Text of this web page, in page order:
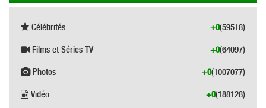
Célébrités (59518)
+0
Films et Séries TV (64097)
+0
Photos (1007077)
+0
Vidéo (188128)
+0